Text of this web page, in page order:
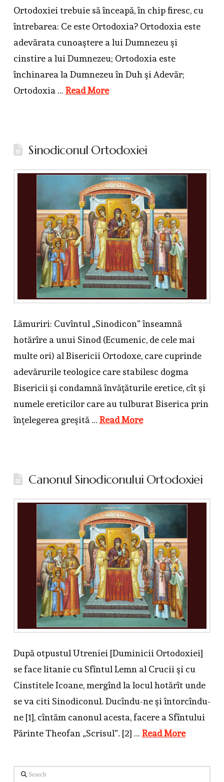
Ortodoxiei trebuie să înceapă, în chip firesc, cu
întrebarea: Ce este Ortodoxia? Ortodoxia este
adevărata cunoaştere a lui Dumnezeu şi
cinstire a lui Dumnezeu; Ortodoxia este
închinarea la Dumnezeu în Duh şi Adevăr;
Ortodoxia … Read More
Sinodiconul Ortodoxiei
Lămuriri: Cuvîntul „Sinodicon” înseamnă
hotărîre a unui Sinod (Ecumenic, de cele mai
multe ori) al Bisericii Ortodoxe, care cuprinde
adevărurile teologice care stabilesc dogma
Bisericii şi condamnă învăţăturile eretice, cît şi
numele ereticilor care au tulburat Biserica prin
înţelegerea greşită … Read More
Canonul Sinodiconului Ortodoxiei
După otpustul Utreniei [Duminicii Ortodoxiei]
se face litanie cu Sfîntul Lemn al Crucii şi cu
Cinstitele Icoane, mergînd la locul hotărît unde
se va citi Sinodiconul. Ducîndu-ne şi întorcîndu-
ne [1], cîntăm canonul acesta, facere a Sfîntului
Părinte Theofan „Scrisul”. [2] … Read More
Search